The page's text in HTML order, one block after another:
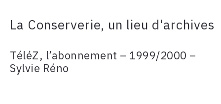
La Conserverie, un lieu d'archives
TéléZ, l’abonnement – 1999/2000 –
Sylvie Réno